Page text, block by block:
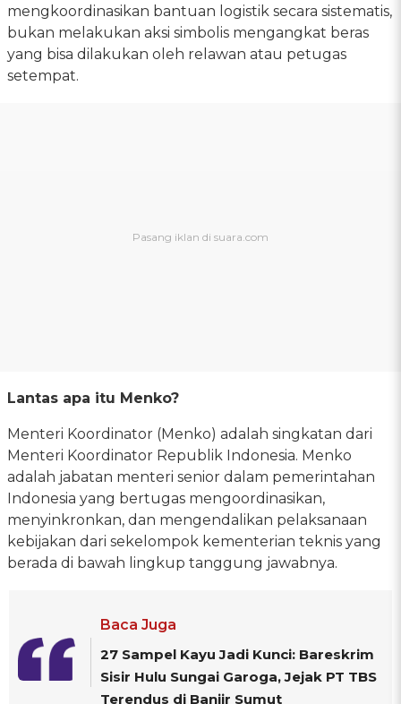
mengkoordinasikan bantuan logistik secara sistematis,
bukan melakukan aksi simbolis mengangkat beras
yang bisa dilakukan oleh relawan atau petugas
setempat.
Lantas apa itu Menko?
Menteri Koordinator (Menko) adalah singkatan dari
Menteri Koordinator Republik Indonesia. Menko
adalah jabatan menteri senior dalam pemerintahan
Indonesia yang bertugas mengoordinasikan,
menyinkronkan, dan mengendalikan pelaksanaan
kebijakan dari sekelompok kementerian teknis yang
berada di bawah lingkup tanggung jawabnya.
Baca Juga
27 Sampel Kayu Jadi Kunci: Bareskrim
Sisir Hulu Sungai Garoga, Jejak PT TBS
Terendus di Banjir Sumut